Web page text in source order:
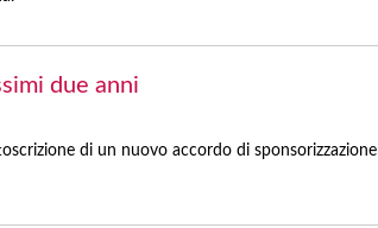
due anni
di un nuovo accordo di sponsorizzazione